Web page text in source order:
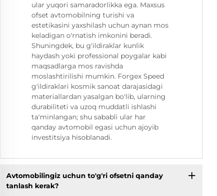
ular yuqori samaradorlikka ega. Maxsus
ofset avtomobilning turishi va
estetikasini yaxshilash uchun aynan mos
keladigan o'rnatish imkonini beradi.
Shuningdek, bu g'ildiraklar kunlik
haydash yoki professional poygalar kabi
maqsadlarga mos ravishda
moslashtirilishi mumkin. Forgex Speed
g'ildiraklari kosmik sanoat darajasidagi
materiallardan yasalgan bo'lib, ularning
durabiliteti va uzoq muddatli ishlashi
ta'minlangan; shu sababli ular har
qanday avtomobil egasi uchun ajoyib
investitsiya hisoblanadi.
Avtomobilingiz uchun to'g'ri ofsetni qanday
tanlash kerak?